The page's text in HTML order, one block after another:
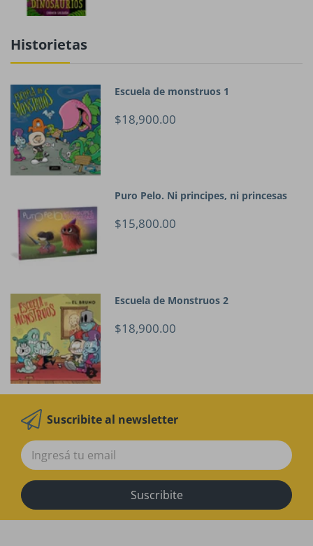
Historietas
Escuela de monstruos 1
$18,900.00
Puro Pelo. Ni principes, ni princesas
$15,800.00
Escuela de Monstruos 2
$18,900.00
Suscribite al newsletter
Suscribite